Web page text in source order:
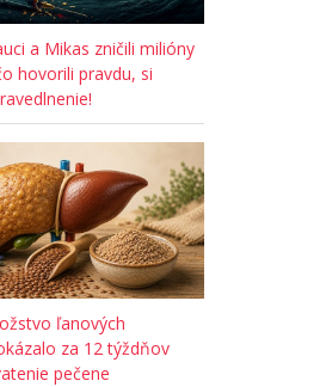
a Mikas zničili milióny
hovorili pravdu, si
ľanových
za 12 týždňov
pečene